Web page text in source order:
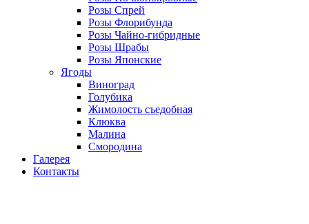
Розы Спрей
Розы Флорибунда
Розы Чайно-гибридные
Розы Шрабы
Розы Японские
Ягоды
Виноград
Голубика
Жимолость съедобная
Клюква
Малина
Смородина
Галерея
Контакты